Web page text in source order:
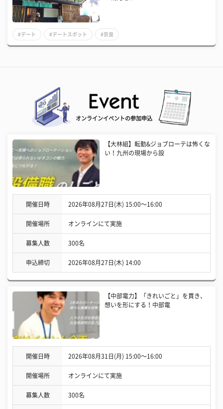
#デート #デートスポット #奈良
オンラインイベントの参加申込
【大林組】転勤&ジョブローテは怖くな
い！九州の現場から設
開催日時 2026年08月27日(木) 15:00〜16:00
開催場所 オンラインにて実施
募集人数 300名
申込締切 2026年08月27日(木) 14:00
【中部電力】「きれいごと」を貫き、
想いを形にする！中部電
開催日時 2026年08月31日(月) 15:00〜16:00
開催場所 オンラインにて実施
募集人数 300名